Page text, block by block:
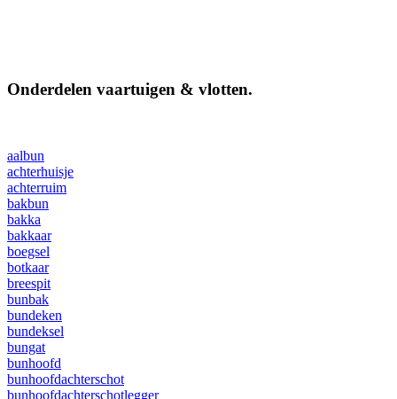
Onderdelen vaartuigen & vlotten.
aalbun
achterhuisje
achterruim
bakbun
bakka
bakkaar
boegsel
botkaar
breespit
bunbak
bundeken
bundeksel
bungat
bunhoofd
bunhoofdachterschot
bunhoofdachterschotlegger